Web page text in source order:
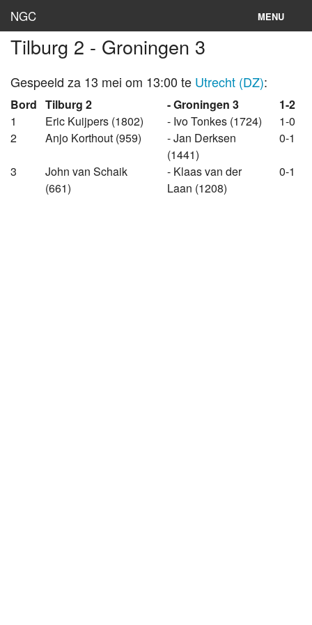
NGC MENU
Inloggen
Stand
Rooster
Teams
Clubs
Tilburg 2 - Groningen 3
Gespeeld za 13 mei om 13:00 te Utrecht (DZ):
Bord Tilburg 2 - Groningen 3
1-2
1
Eric Kuijpers (1802) - Ivo Tonkes (1724)
1-0
2
Anjo Korthout (959)
- Jan Derksen
(1441)
0-1
3
John van Schaik
(661)
- Klaas van der
Laan (1208)
0-1